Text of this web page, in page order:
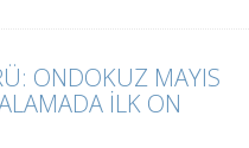
ONDOKUZ MAYIS
İLK ON